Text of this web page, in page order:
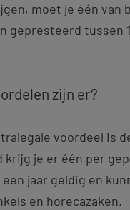
moet je één van
gepresteerd tussen
zijn er?
voordeel is
krijg je er één per
jaar geldig en
en horecazaken.